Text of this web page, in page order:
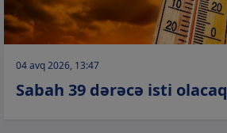
04 avq 2026, 13:47
Sabah 39 dərəcə isti olacaq